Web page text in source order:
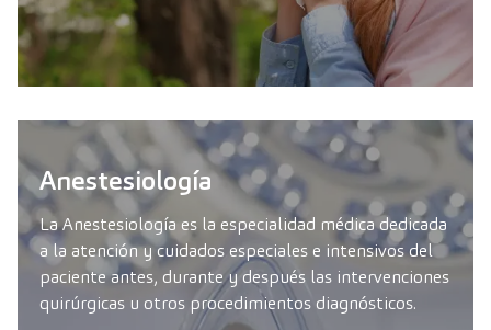
Anestesiología
La Anestesiología es la especialidad médica dedicada
a la atención y cuidados especiales e intensivos del
paciente antes, durante y después las intervenciones
quirúrgicas u otros procedimientos diagnósticos.